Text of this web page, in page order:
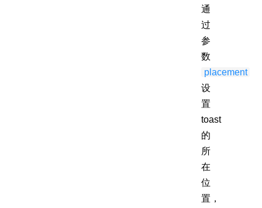
通
过
参
数
placement
设
置
toast
的
所
在
位
置，